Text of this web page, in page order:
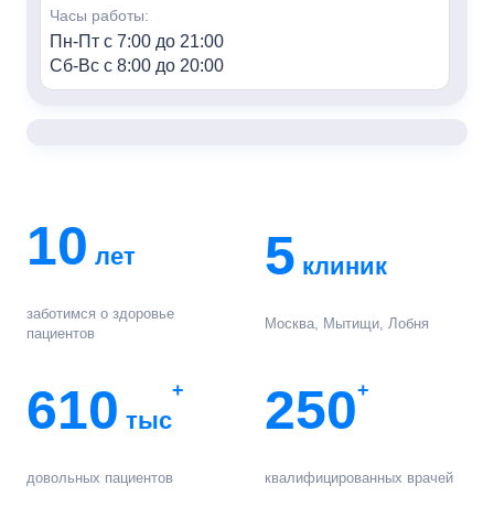
Часы работы:
Пн-Пт с 7:00 до 21:00
Сб-Вс с 8:00 до 20:00
Часы работы:
г. Мытищи, ул. Колпакова, 42к3
Контакты:
Часы работы:
10 лет
заботимся о здоровье
пациентов
5 клиник
Москва, Мытищи, Лобня
610 тыс
+
довольных пациентов
250+
квалифицированных врачей